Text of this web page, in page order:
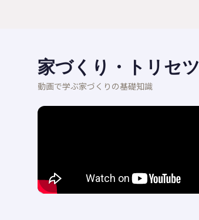
家づくり・トリセツ
動画で学ぶ家づくりの基礎知識